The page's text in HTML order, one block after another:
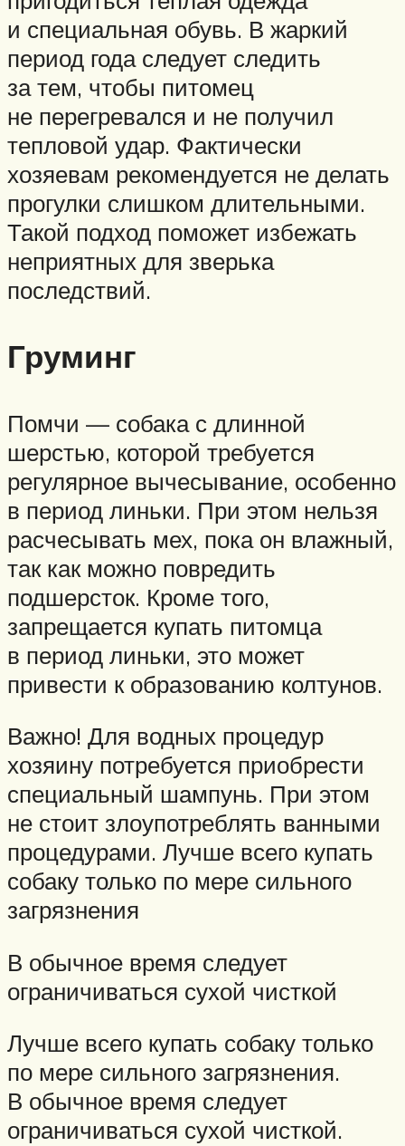
и специальная обувь. В жаркий
период года следует следить
за тем, чтобы питомец
не перегревался и не получил
тепловой удар. Фактически
хозяевам рекомендуется не делать
прогулки слишком длительными.
Такой подход поможет избежать
неприятных для зверька
последствий.
Груминг
Помчи — собака с длинной
шерстью, которой требуется
регулярное вычесывание, особенно
в период линьки. При этом нельзя
расчесывать мех, пока он влажный,
так как можно повредить
подшерсток. Кроме того,
запрещается купать питомца
в период линьки, это может
привести к образованию колтунов.
Важно! Для водных процедур
хозяину потребуется приобрести
специальный шампунь. При этом
не стоит злоупотреблять ванными
процедурами. Лучше всего купать
собаку только по мере сильного
загрязнения
В обычное время следует
ограничиваться сухой чисткой
Лучше всего купать собаку только
по мере сильного загрязнения.
В обычное время следует
ограничиваться сухой чисткой.